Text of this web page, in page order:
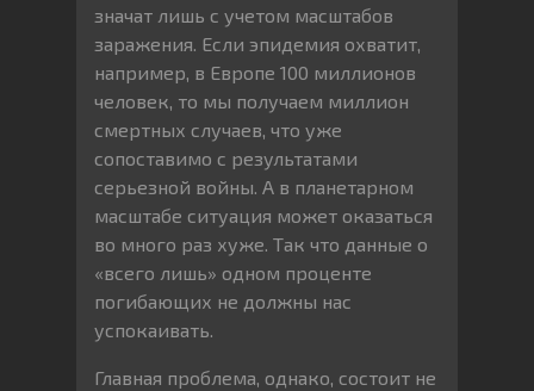
значат лишь с учетом масштабов
заражения. Если эпидемия охватит,
например, в Европе 100 миллионов
человек, то мы получаем миллион
смертных случаев, что уже
сопоставимо с результатами
серьезной войны. А в планетарном
масштабе ситуация может оказаться
во много раз хуже. Так что данные о
«всего лишь» одном проценте
погибающих не должны нас
успокаивать.
Главная проблема, однако, состоит не